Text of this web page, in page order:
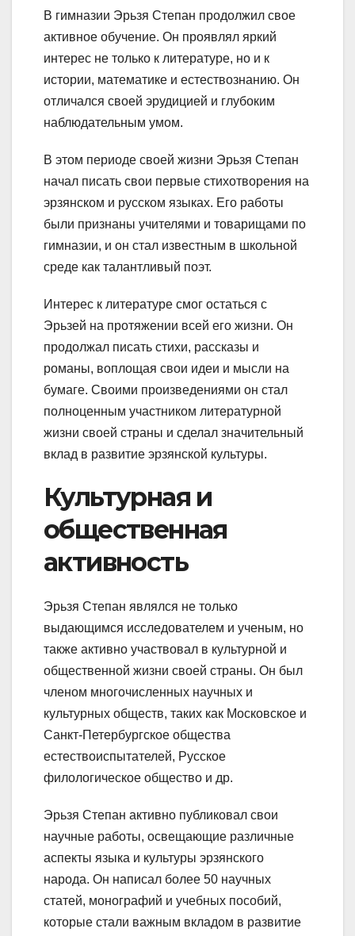
В гимназии Эрьзя Степан продолжил свое
активное обучение. Он проявлял яркий
интерес не только к литературе, но и к
истории, математике и естествознанию. Он
отличался своей эрудицией и глубоким
наблюдательным умом.
В этом периоде своей жизни Эрьзя Степан
начал писать свои первые стихотворения на
эрзянском и русском языках. Его работы
были признаны учителями и товарищами по
гимназии, и он стал известным в школьной
среде как талантливый поэт.
Интерес к литературе смог остаться с
Эрьзей на протяжении всей его жизни. Он
продолжал писать стихи, рассказы и
романы, воплощая свои идеи и мысли на
бумаге. Своими произведениями он стал
полноценным участником литературной
жизни своей страны и сделал значительный
вклад в развитие эрзянской культуры.
Культурная и
общественная
активность
Эрьзя Степан являлся не только
выдающимся исследователем и ученым, но
также активно участвовал в культурной и
общественной жизни своей страны. Он был
членом многочисленных научных и
культурных обществ, таких как Московское и
Санкт-Петербургское общества
естествоиспытателей, Русское
филологическое общество и др.
Эрьзя Степан активно публиковал свои
научные работы, освещающие различные
аспекты языка и культуры эрзянского
народа. Он написал более 50 научных
статей, монографий и учебных пособий,
которые стали важным вкладом в развитие